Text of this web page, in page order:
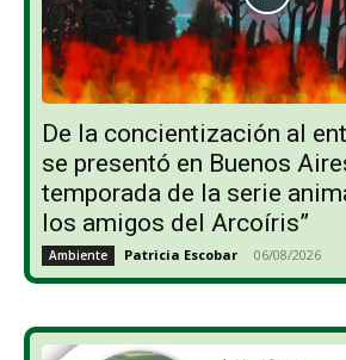
De la concientización al
se presentó en Buenos
temporada de la serie
los amigos del Arcoíris”
Ambiente Patricia Escobar - 06/08/2026